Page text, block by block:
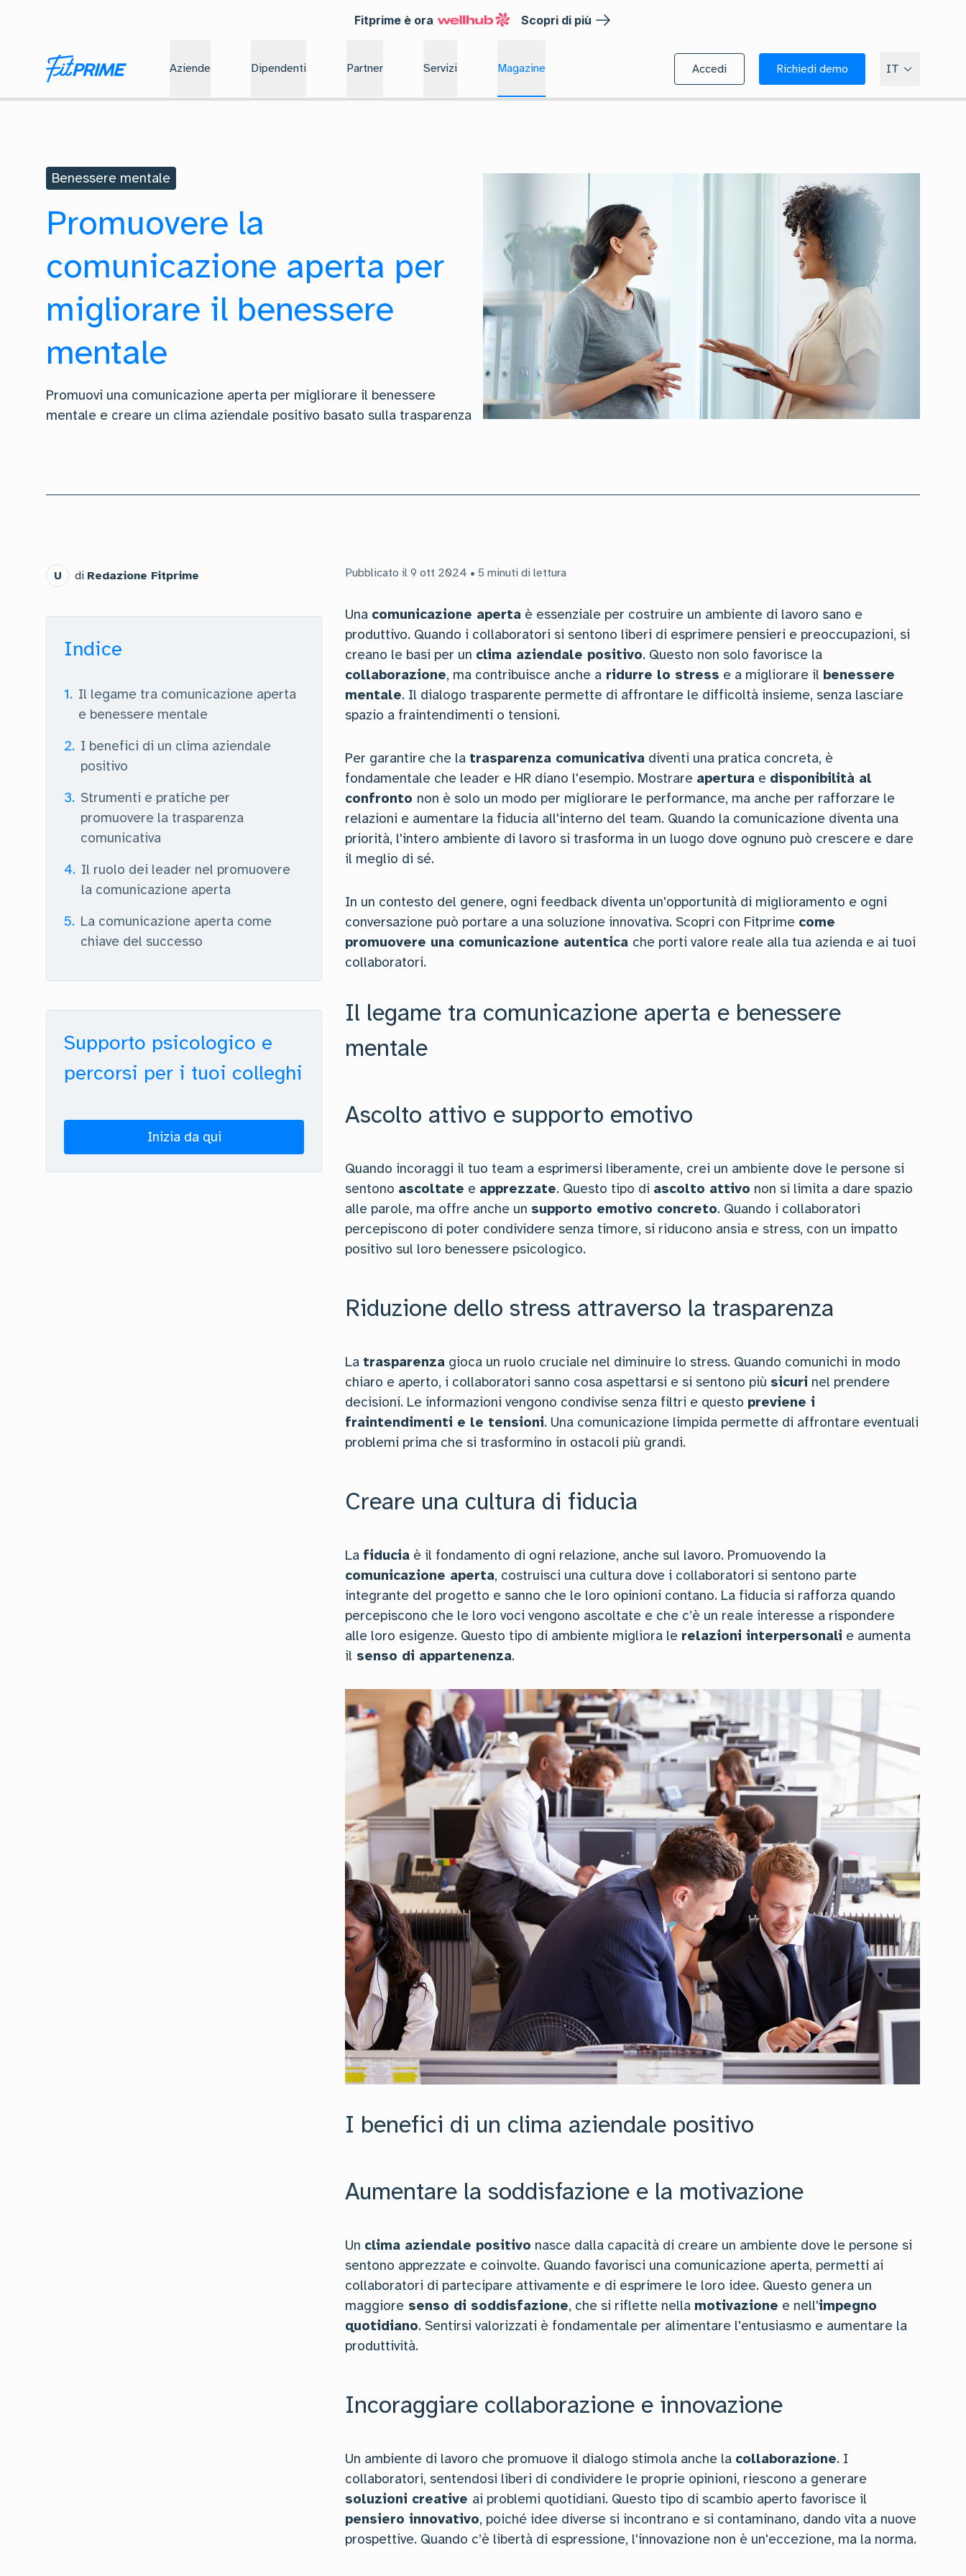
Fitprime è ora Scopri di più
Aziende Dipendenti Partner Servizi Magazine Accedi Richiedi demo IT
Benessere mentale
Promuovere la
comunicazione aperta per
migliorare il benessere
mentale
Promuovi una comunicazione aperta per migliorare il benessere
mentale e creare un clima aziendale positivo basato sulla trasparenza
U di Redazione Fitprime
Indice
1. Il legame tra comunicazione aperta
e benessere mentale
2. I benefici di un clima aziendale
positivo
3. Strumenti e pratiche per
promuovere la trasparenza
comunicativa
4. Il ruolo dei leader nel promuovere
la comunicazione aperta
5. La comunicazione aperta come
chiave del successo
Supporto psicologico e
percorsi per i tuoi colleghi
Inizia da qui
Pubblicato il 9 ott 2024 • 5 minuti di lettura
Una comunicazione aperta è essenziale per costruire un ambiente di lavoro sano e
produttivo. Quando i collaboratori si sentono liberi di esprimere pensieri e preoccupazioni, si
creano le basi per un clima aziendale positivo. Questo non solo favorisce la
collaborazione, ma contribuisce anche a ridurre lo stress e a migliorare il benessere
mentale. Il dialogo trasparente permette di affrontare le difficoltà insieme, senza lasciare
spazio a fraintendimenti o tensioni.
Per garantire che la trasparenza comunicativa diventi una pratica concreta, è
fondamentale che leader e HR diano l'esempio. Mostrare apertura e disponibilità al
confronto non è solo un modo per migliorare le performance, ma anche per rafforzare le
relazioni e aumentare la fiducia all'interno del team. Quando la comunicazione diventa una
priorità, l'intero ambiente di lavoro si trasforma in un luogo dove ognuno può crescere e dare
il meglio di sé.
In un contesto del genere, ogni feedback diventa un'opportunità di miglioramento e ogni
conversazione può portare a una soluzione innovativa. Scopri con Fitprime come
promuovere una comunicazione autentica che porti valore reale alla tua azienda e ai tuoi
collaboratori.
Il legame tra comunicazione aperta e benessere
mentale
Ascolto attivo e supporto emotivo
Quando incoraggi il tuo team a esprimersi liberamente, crei un ambiente dove le persone si
sentono ascoltate e apprezzate. Questo tipo di ascolto attivo non si limita a dare spazio
alle parole, ma offre anche un supporto emotivo concreto. Quando i collaboratori
percepiscono di poter condividere senza timore, si riducono ansia e stress, con un impatto
positivo sul loro benessere psicologico.
Riduzione dello stress attraverso la trasparenza
La trasparenza gioca un ruolo cruciale nel diminuire lo stress. Quando comunichi in modo
chiaro e aperto, i collaboratori sanno cosa aspettarsi e si sentono più sicuri nel prendere
decisioni. Le informazioni vengono condivise senza filtri e questo previene i
fraintendimenti e le tensioni. Una comunicazione limpida permette di affrontare eventuali
problemi prima che si trasformino in ostacoli più grandi.
Creare una cultura di fiducia
La fiducia è il fondamento di ogni relazione, anche sul lavoro. Promuovendo la
comunicazione aperta, costruisci una cultura dove i collaboratori si sentono parte
integrante del progetto e sanno che le loro opinioni contano. La fiducia si rafforza quando
percepiscono che le loro voci vengono ascoltate e che c’è un reale interesse a rispondere
alle loro esigenze. Questo tipo di ambiente migliora le relazioni interpersonali e aumenta
il senso di appartenenza.
I benefici di un clima aziendale positivo
Aumentare la soddisfazione e la motivazione
Un clima aziendale positivo nasce dalla capacità di creare un ambiente dove le persone si
sentono apprezzate e coinvolte. Quando favorisci una comunicazione aperta, permetti ai
collaboratori di partecipare attivamente e di esprimere le loro idee. Questo genera un
maggiore senso di soddisfazione, che si riflette nella motivazione e nell'impegno
quotidiano. Sentirsi valorizzati è fondamentale per alimentare l'entusiasmo e aumentare la
produttività.
Incoraggiare collaborazione e innovazione
Un ambiente di lavoro che promuove il dialogo stimola anche la collaborazione. I
collaboratori, sentendosi liberi di condividere le proprie opinioni, riescono a generare
soluzioni creative ai problemi quotidiani. Questo tipo di scambio aperto favorisce il
pensiero innovativo, poiché idee diverse si incontrano e si contaminano, dando vita a nuove
prospettive. Quando c’è libertà di espressione, l'innovazione non è un'eccezione, ma la norma.